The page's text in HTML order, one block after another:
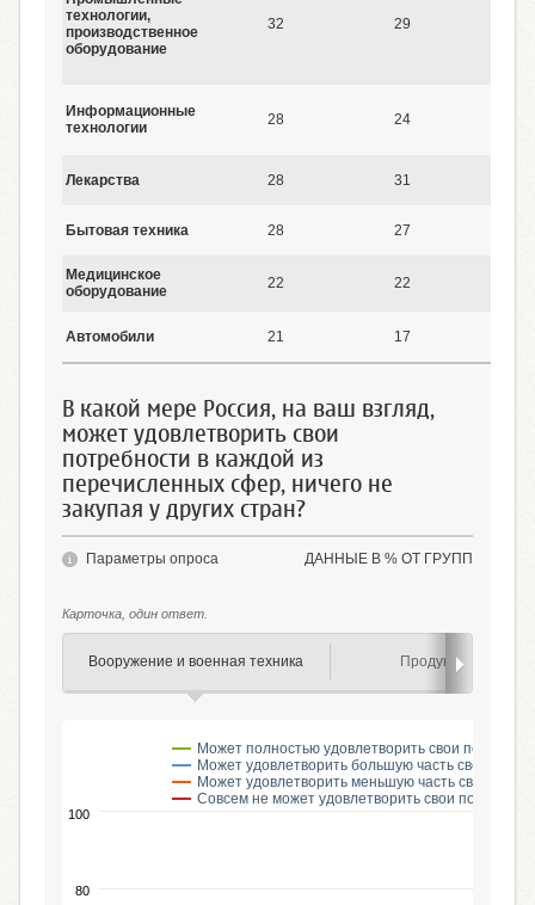
технологии,
производственное
оборудование
32 29
Информационные
технологии
28 24
Лекарства 28 31
Бытовая техника 28 27
Медицинское
оборудование
22 22
Автомобили 21 17
В какой мере Россия, на ваш взгляд,
может удовлетворить свои
потребности в каждой из
перечисленных сфер, ничего не
закупая у других стран?
ДАННЫЕ В % ОТ ГРУПП
Параметры опроса
Карточка, один ответ.
Вооружение и военная техника Продукты питания
Может полностью удовлетворить свои
Может удовлетворить большую часть своих
Может удовлетворить меньшую часть своих
Совсем не может удовлетворить свои
80
100